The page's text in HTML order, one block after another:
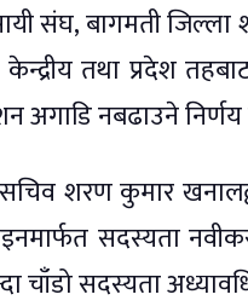
संघ, बागमती
तथा प्रदेश
अगाडि नबढाउने
शरण कुमार
सदस्यता
चाँडो सदस्यता